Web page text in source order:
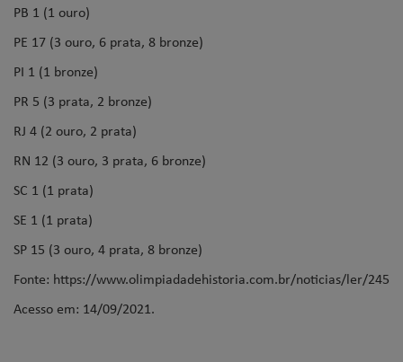
PB 1 (1 ouro)
PE 17 (3 ouro, 6 prata, 8 bronze)
PI 1 (1 bronze)
PR 5 (3 prata, 2 bronze)
RJ 4 (2 ouro, 2 prata)
RN 12 (3 ouro, 3 prata, 6 bronze)
SC 1 (1 prata)
SE 1 (1 prata)
SP 15 (3 ouro, 4 prata, 8 bronze)
Fonte: https://www.olimpiadadehistoria.com.br/noticias/ler/245
Acesso em: 14/09/2021.